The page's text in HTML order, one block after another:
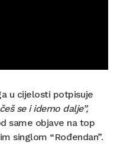
u cijelosti potpisuje
se i idemo dalje”,
same objave na top
singlom “Rođendan”.